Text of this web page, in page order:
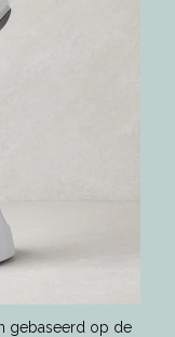
gebaseerd op de